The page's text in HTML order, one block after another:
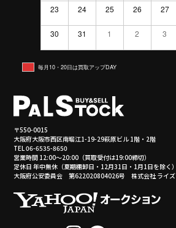
23 24 25 26 27
30 31 1 2 3
毎月10・20日は買取アップDAY
〒550-0015
大阪府大阪市西区南堀江1-19-29萩原ビル 1階・2階
TEL 06-6535-8650
営業時間 12:00～20:00（買取受付は19:00締切）
定休日 年中無休（夏期棚卸日・12月31日・1月1日を除く）
大阪府公安委員会 第622020804026号 株式会社 ライズ